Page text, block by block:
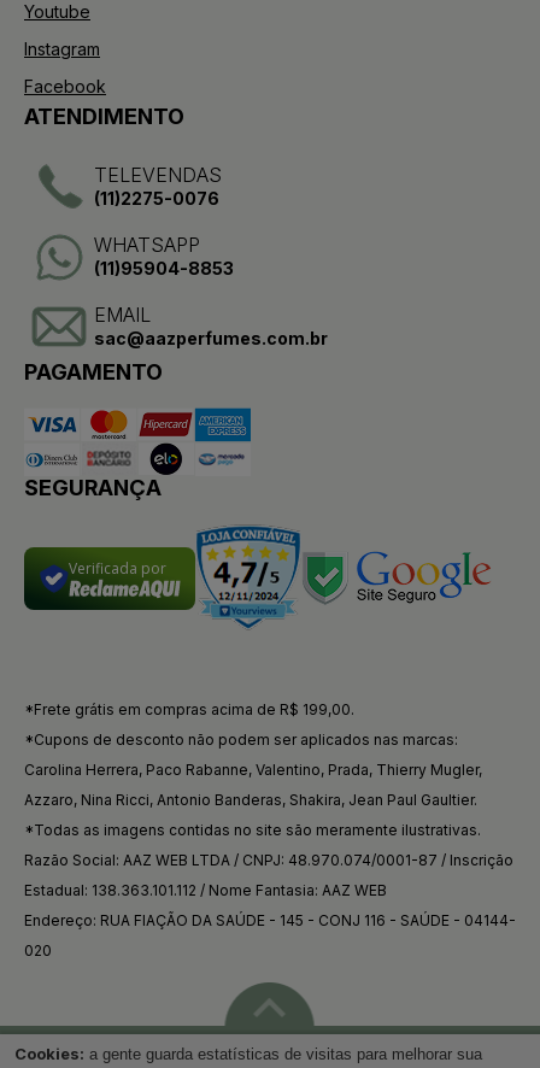
Youtube
Instagram
Facebook
ATENDIMENTO
TELEVENDAS
(11)2275-0076
WHATSAPP
(11)95904-8853
EMAIL
sac@aazperfumes.com.br
PAGAMENTO
SEGURANÇA
Verificada por
*Frete grátis em compras acima de R$ 199,00.
*Cupons de desconto não podem ser aplicados nas marcas:
Carolina Herrera, Paco Rabanne, Valentino, Prada, Thierry Mugler,
Azzaro, Nina Ricci, Antonio Banderas, Shakira, Jean Paul Gaultier.
*Todas as imagens contidas no site são meramente ilustrativas.
Razão Social: AAZ WEB LTDA / CNPJ: 48.970.074/0001-87 / Inscrição
Estadual: 138.363.101.112 / Nome Fantasia: AAZ WEB
Endereço: RUA FIAÇÃO DA SAÚDE - 145 - CONJ 116 - SAÚDE - 04144-
020
Cookies: a gente guarda estatísticas de visitas para melhorar sua